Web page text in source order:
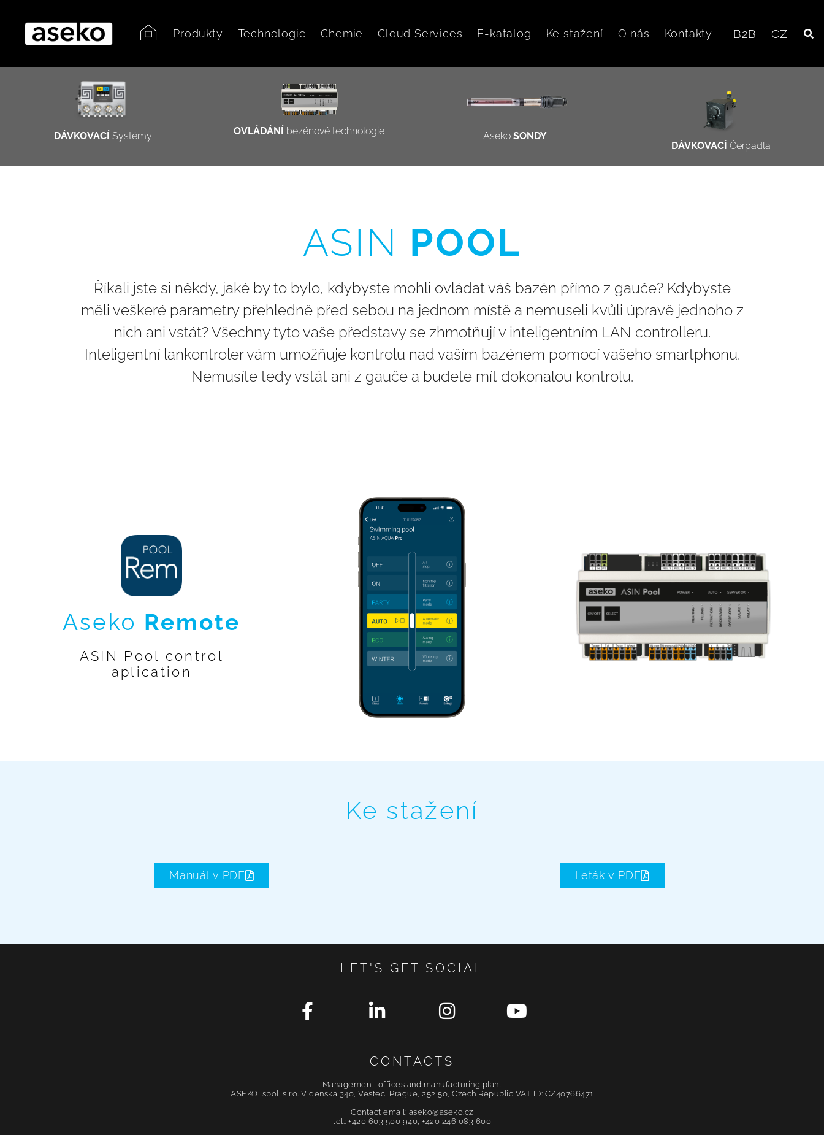
Produkty Technologie Chemie Cloud Services E-katalog Ke stažení O nás Kontakty B2B CZ
DÁVKOVACÍ Systémy OVLÁDÁNÍ bezénové technologie Aseko SONDY
DÁVKOVACÍ Čerpadla
ASIN POOL
Říkali jste si někdy, jaké by to bylo, kdybyste mohli ovládat váš bazén přímo z gauče? Kdybyste
měli veškeré parametry přehledně před sebou na jednom místě a nemuseli kvůli úpravě jednoho z
nich ani vstát? Všechny tyto vaše představy se zhmotňují v inteligentním LAN controlleru.
Inteligentní lankontroler vám umožňuje kontrolu nad vaším bazénem pomocí vašeho smartphonu.
Nemusíte tedy vstát ani z gauče a budete mít dokonalou kontrolu.
Aseko Remote
ASIN Pool control
aplication
Ke stažení
Manuál v PDF Leták v PDF
LET'S GET SOCIAL
CONTACTS
Management, offices and manufacturing plant
ASEKO, spol. s r.o. Videnska 340, Vestec, Prague, 252 50, Czech Republic VAT ID: CZ40766471
Contact email: aseko@aseko.cz
tel.: +420 603 500 940, +420 246 083 600